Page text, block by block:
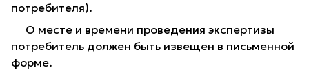
потребителя).
О месте и времени проведения экспертизы
потребитель должен быть извещен в письменной
форме.